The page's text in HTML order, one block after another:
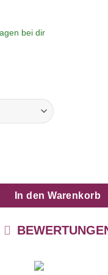
bei dir
Perlen -
In den Warenkorb